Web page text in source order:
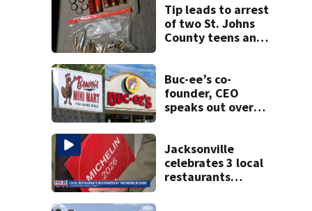
Tip leads to arrest
of two St. Johns
County teens and
and explosives
Buc-ee’s co-
founder, CEO
speaks out over
Jacksonville
celebrates 3 local
restaurants